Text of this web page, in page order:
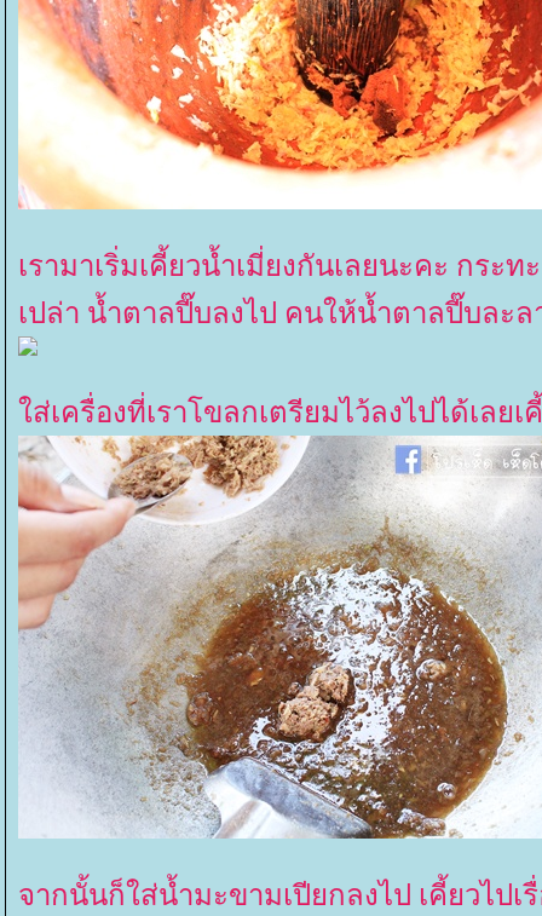
เรามาเริ่มเคี้ยวน้ำเมี่ยงกันเลยนะคะ กระ
เปล่า น้ำตาลปี๊บลงไป คนให้น้ำตาลปี๊บละ
ส่เครื่องที่เราโขลกเตรียมไว้ลงไปได้เลยเ
จากนั้นก็ใส่น้ำมะขามเปียกลงไป เคี้ยวไปเ